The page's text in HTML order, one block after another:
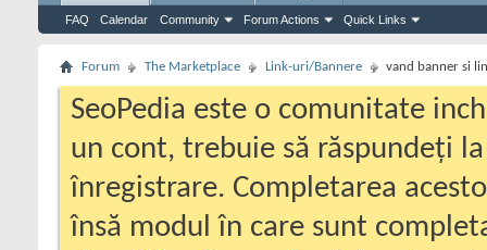
FAQ Calendar Community Forum Actions Quick Links
Forum The Marketplace Link-uri/Bannere vand banner si
SeoPedia este o comunitate
un cont, trebuie să răspundeți
înregistrare. Completarea
însă modul în care sunt